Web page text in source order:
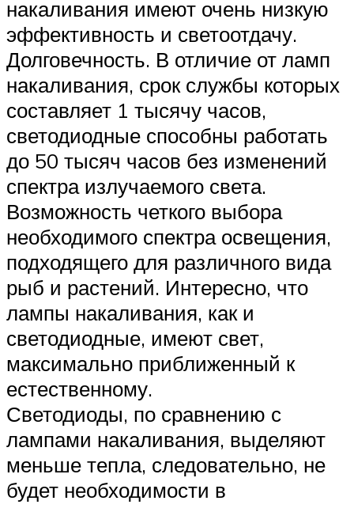
накаливания имеют очень низкую
эффективность и светоотдачу.
Долговечность. В отличие от ламп
накаливания, срок службы которых
составляет 1 тысячу часов,
светодиодные способны работать
до 50 тысяч часов без изменений
спектра излучаемого света.
Возможность четкого выбора
необходимого спектра освещения,
подходящего для различного вида
рыб и растений. Интересно, что
лампы накаливания, как и
светодиодные, имеют свет,
максимально приближенный к
естественному.
Светодиоды, по сравнению с
лампами накаливания, выделяют
меньше тепла, следовательно, не
будет необходимости в